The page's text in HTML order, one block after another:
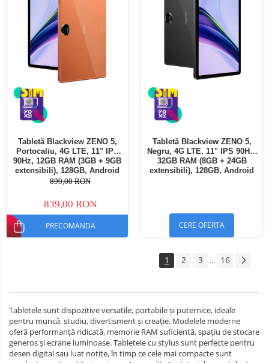
Tabletă Blackview ZENO 5,
Portocaliu, 4G LTE, 11" IPS
90Hz, 12GB RAM (3GB + 9GB
extensibili), 128GB, Android
16, Unisoc T7250, 8300mAh,
SIM
899,00 RON
839,00 RON
PRECOMANDA
Tabletă Blackview ZENO 5,
Negru, 4G LTE, 11" IPS 90Hz,
32GB RAM (8GB + 24GB
extensibili), 128GB, Android
CERE OFERTA
1 2 3 ... 16
Tabletele sunt dispozitive versatile, portabile și puternice, ideale
pentru muncă, studiu, divertisment și creație. Modelele moderne
oferă performanță ridicată, memorie RAM suficientă, spațiu de stocare
generos și ecrane luminoase. Tabletele cu stylus sunt perfecte pentru
desen digital sau luat notițe, în timp ce cele mai compacte sunt